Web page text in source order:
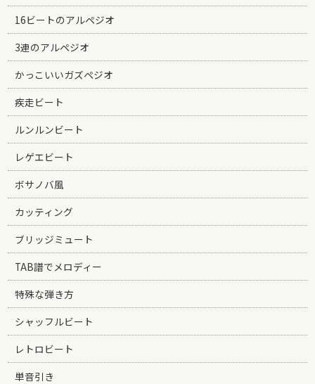
16ビートのアルペジオ
3連のアルペジオ
かっこいいガズペジオ
疾走ビート
ルンルンビート
レゲエビート
ボサノバ風
カッティング
ブリッジミュート
TAB譜でメロディー
特殊な弾き方
シャッフルビート
レトロビート
単音引き